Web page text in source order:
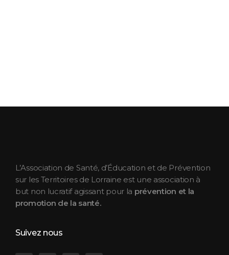
L’Association de Santé, d’Éducation et de Prévention
sur les Territoires de Lorraine est une association à
but non lucratif agissant pour la prévention et la
promotion de la santé.
Suivez nous